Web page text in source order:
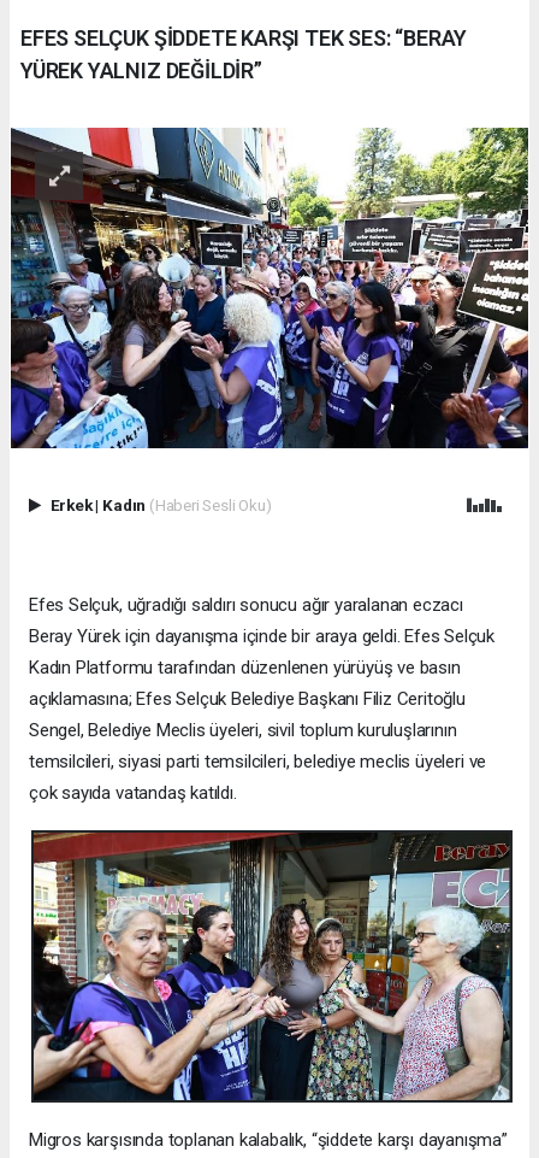
EFES SELÇUK ŞİDDETE KARŞI TEK SES: “BERAY
YÜREK YALNIZ DEĞİLDİR”
Erkek| Kadın (Haberi Sesli Oku)
Efes Selçuk, uğradığı saldırı sonucu ağır yaralanan eczacı
Beray Yürek için dayanışma içinde bir araya geldi. Efes Selçuk
Kadın Platformu tarafından düzenlenen yürüyüş ve basın
açıklamasına; Efes Selçuk Belediye Başkanı Filiz Ceritoğlu
Sengel, Belediye Meclis üyeleri, sivil toplum kuruluşlarının
temsilcileri, siyasi parti temsilcileri, belediye meclis üyeleri ve
çok sayıda vatandaş katıldı.
Migros karşısında toplanan kalabalık, “şiddete karşı dayanışma”